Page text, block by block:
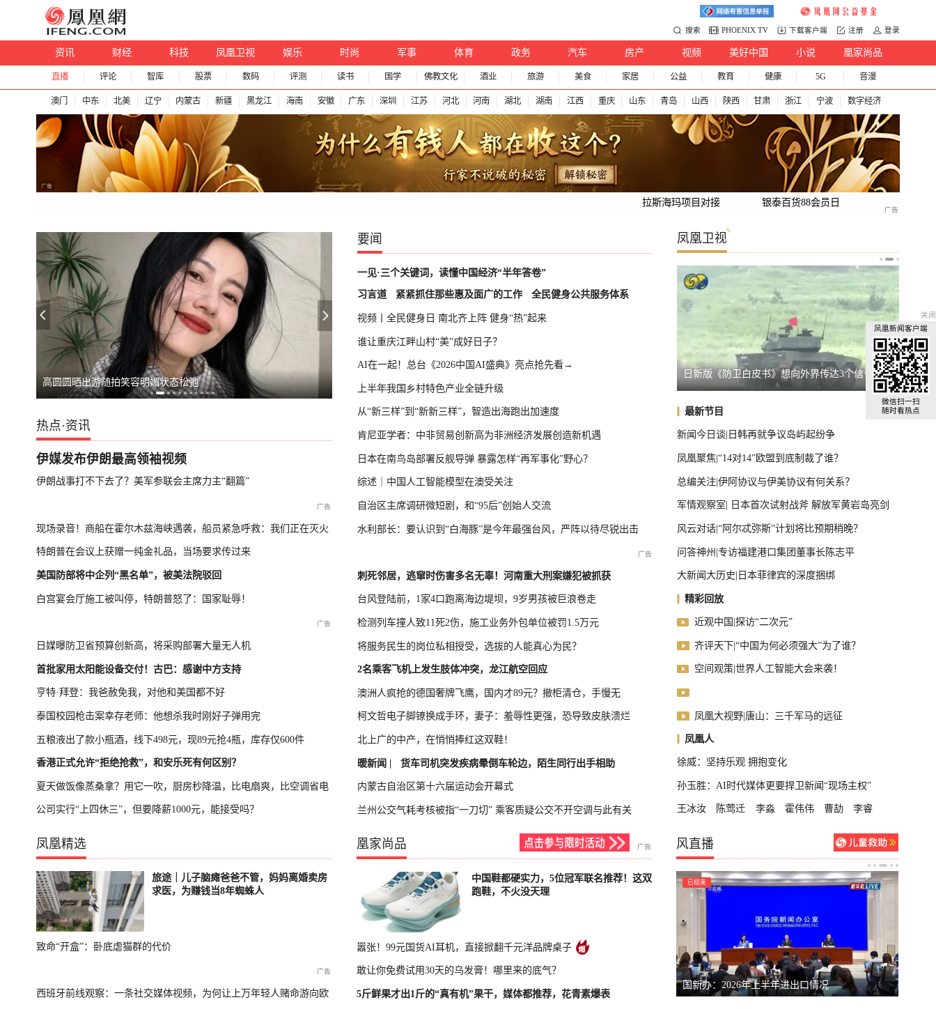
搜索 PHOENIX TV 下载客户端 注册 登录
资讯 财经 科技 凤凰卫视 娱乐 时尚 军事 体育 政务 汽车 房产 视频 美好中国 小说 凰家尚品
直播 评论 智库 股票 数码 评测 读书 国学 佛教文化 酒业 旅游 美食 家居 公益 教育 健康 5G 音漫
澳门 中东 北美 辽宁 内蒙古 新疆 黑龙江 海南 安徽 广东 深圳 江苏 河北 河南 湖北 湖南 江西 重庆 山东 青岛 山西 陕西 甘肃 浙江 宁波 数字经济
拉斯海玛项目对接 银泰百货88会员日
高圆圆晒出游随拍笑容明媚状态松弛 薄到像没戴，膝盖却多一层防护！这个护具火了，支撑不闷汗 U17国足晋级决赛
热点 ·资讯
伊媒发布伊朗最高领袖视频
伊朗战事打不下去了？美军参联会主席力主“翻篇”
现场录音！商船在霍尔木兹海峡遇袭，船员紧急呼救：我们正在灭火
特朗普在会议上获赠一纯金礼品，当场要求传过来
美国防部将中企列“黑名单”，被美法院驳回
白宫宴会厅施工被叫停，特朗普怒了：国家耻辱！
日媒曝防卫省预算创新高，将采购部署大量无人机
首批家用太阳能设备交付！古巴：感谢中方支持
亨特·拜登：我爸赦免我，对他和美国都不好
泰国校园枪击案幸存老师：他想杀我时刚好子弹用完
五粮液出了款小瓶酒，线下498元，现89元抢4瓶，库存仅600件
香港正式允许“拒绝抢救”，和安乐死有何区别？
夏天做饭像蒸桑拿？用它一吹，厨房秒降温，比电扇爽，比空调省电
公司实行“上四休三”，但要降薪1000元，能接受吗？
要闻
一见·三个关键词，读懂中国经济“半年答卷”
习言道
紧紧抓住那些惠及面广的工作 全民健身公共服务体系
视频丨全民健身日 南北齐上阵 健身“热”起来
谁让重庆江畔山村“美”成好日子？
AI在一起！总台《2026中国AI盛典》亮点抢先看→
上半年我国乡村特色产业全链升级
从“新三样”到“新新三样”，智造出海跑出加速度
肯尼亚学者：中非贸易创新高为非洲经济发展创造新机遇
日本在南鸟岛部署反舰导弹 暴露怎样“再军事化”野心？
综述｜中国人工智能模型在澳受关注
自治区主席调研微短剧，和“95后”创始人交流
水利部长：要认识到“白海豚”是今年最强台风，严阵以待尽锐出击
刺死邻居，逃窜时伤害多名无辜！河南重大刑案嫌犯被抓获
台风登陆前，1家4口跑离海边堤坝，9岁男孩被巨浪卷走
检测列车撞人致11死2伤，施工业务外包单位被罚1.5万元
将服务民生的岗位私相授受，选拔的人能真心为民？
2名乘客飞机上发生肢体冲突，龙江航空回应
澳洲人疯抢的德国奢牌飞鹰，国内才89元？撤柜清仓，手慢无
柯文哲电子脚镣换成手环，妻子：羞辱性更强，恐导致皮肤溃烂
北上广的中产，在悄悄捧红这双鞋！
暖新闻 | 货车司机突发疾病晕倒车轮边，陌生同行出手相助
内蒙古自治区第十六届运动会开幕式
兰州公交气耗考核被指“一刀切” 乘客质疑公交不开空调与此有关
凤凰卫视
日本原子弹爆炸亲历者警告高市 马斯克拒绝乌克兰用“星链”打击俄境内目标 日本原子弹爆炸亲历者警告高市 马斯
最新节目
新闻今日谈|日韩再就争议岛屿起纷争
凤凰聚焦|“14对14”欧盟到底制裁了谁？
总编关注|伊阿协议与伊美协议有何关系？
军情观察室| 日本首次试射战斧 解放军黄岩岛亮剑
风云对话|“阿尔忒弥斯”计划将比预期稍晚？
问答神州|专访福建港口集团董事长陈志平
大新闻大历史|日本菲律宾的深度捆绑
精彩回放
近观中国|探访“二次元”
齐评天下|“中国为何必须强大”为了谁？
空间观策|世界人工智能大会来袭！
凤凰大视野|唐山：三千军马的远征
凤凰人
徐威：坚持乐观 拥抱变化
孙玉胜：AI时代媒体更要捍卫新闻“现场主权”
王冰汝 陈莺迁 李淼 霍伟伟 曹劼 李睿
凤凰精选
旅途｜儿子脑瘫爸爸不管，妈妈离婚卖房
求医，为赚钱当8年蜘蛛人
致命“开盒”：卧底虐猫群的代价
西班牙前线观察：一条社交媒体视频，为何让上万年轻人赌命游向欧
凰家尚品
中国鞋都硬实力，5位冠军联名推荐！这双
跑鞋，不火没天理
嚣张！99元国货AI耳机，直接掀翻千元洋品牌桌子
敢让你免费试用30天的乌发膏！哪里来的底气？
5斤鲜果才出1斤的“真有机”果干，媒体都推荐，花青素爆表
风直播
已结束 轮播中 已结束 已结束
国新办：2026年上半年进出口情况
关闭
凤凰新闻客户端
微信扫一扫
随时看热点